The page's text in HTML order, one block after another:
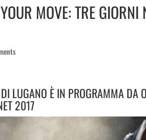
MOVE: TRE GIORNI
LUGANO È IN PROGRAMMA DA
2017